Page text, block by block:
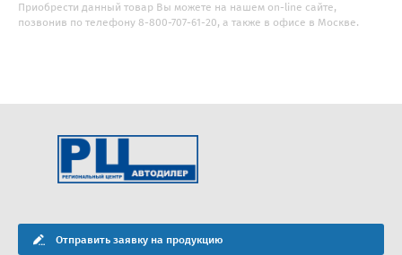
Приобрести данный товар Вы можете на нашем on-line сайте,
позвонив по телефону 8-800-707-61-20, а также в офисе в Москве.
Отправить заявку на продукцию